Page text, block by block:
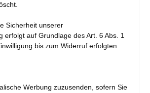
Sicherheit unserer
auf Grundlage des Art. 6 Abs. 1
bis zum Widerruf erfolgten
Werbung zuzusenden, sofern Sie